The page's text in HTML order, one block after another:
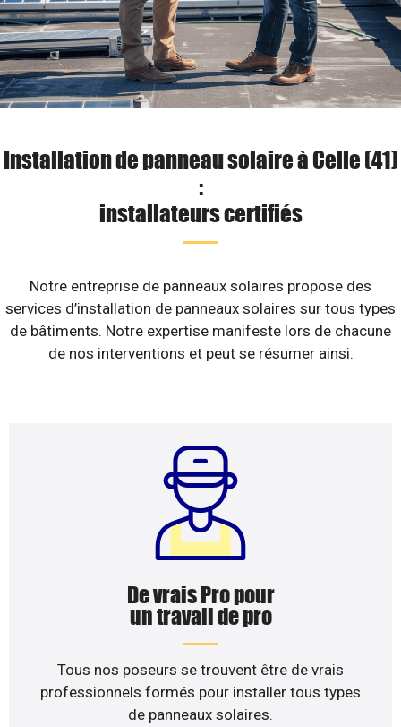
Installation de panneau solaire à Celle (41)
:
installateurs certifiés
Notre entreprise de panneaux solaires propose des
services d’installation de panneaux solaires sur tous types
de bâtiments. Notre expertise manifeste lors de chacune
de nos interventions et peut se résumer ainsi.
De vrais Pro pour
un travail de pro
Tous nos poseurs se trouvent être de vrais
professionnels formés pour installer tous types
de panneaux solaires.